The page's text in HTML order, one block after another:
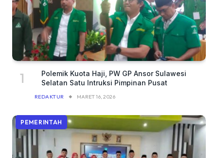
Polemik Kuota Haji, PW GP Ansor Sulawesi
Selatan Satu Intruksi Pimpinan Pusat
REDAKTUR MARET 16, 2026
PEMERINTAH